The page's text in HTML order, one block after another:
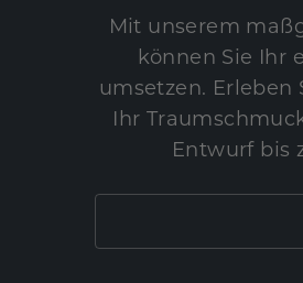
Mit unserem
können Sie Ihr
umsetzen. Erleben
Ihr
Entwurf bis